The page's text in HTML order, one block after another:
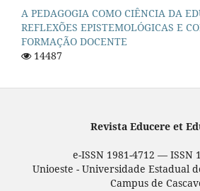
A PEDAGOGIA COMO CIÊNCIA DA
REFLEXÕES EPISTEMOLÓGICAS E
FORMAÇÃO DOCENTE
14487
Revista Educere et
e-ISSN 1981-4712 — ISSN
Unioeste - Universidade Estadual
Campus de